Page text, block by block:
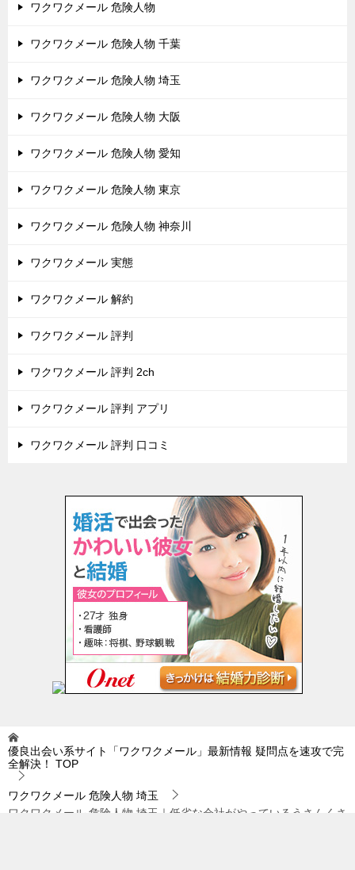
ワクワクメール 危険人物
ワクワクメール 危険人物 千葉
ワクワクメール 危険人物 埼玉
ワクワクメール 危険人物 大阪
ワクワクメール 危険人物 愛知
ワクワクメール 危険人物 東京
ワクワクメール 危険人物 神奈川
ワクワクメール 実態
ワクワクメール 解約
ワクワクメール 評判
ワクワクメール 評判 2ch
ワクワクメール 評判 アプリ
ワクワクメール 評判 口コミ
優良出会い系サイト「ワクワクメール」最新情報 疑問点を速攻で完
全解決！
TOP
ワクワクメール 危険人物 埼玉
ワクワクメール 危険人物 埼玉｜低劣な会社がやっているうさんくさ